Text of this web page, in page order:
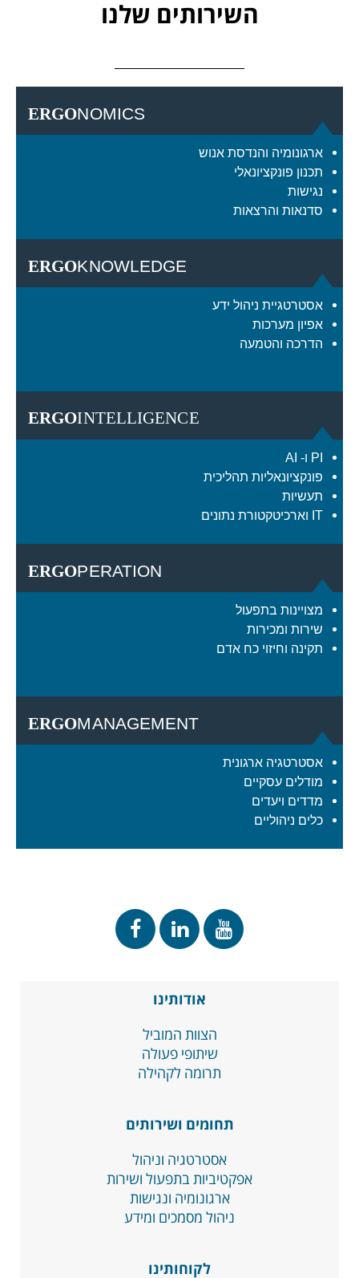
השירותים שלנו
ERGONOMICS
ארגונומיה והנדסת אנוש
תכנון פונקציונאלי
נגישות
סדנאות והרצאות
ERGOKNOWLEDGE
אסטרטגיית ניהול ידע
אפיון מערכות
הדרכה והטמעה
ERGOINTELLIGENCE
PI ו- AI
פונקציונאליות תהליכית
תעשיות
IT וארכיטקטורת נתונים
ERGOPERATION
מצויינות בתפעול
שירות ומכירות
תקינה וחיזוי כח אדם
ERGOMANAGEMENT
אסטרטגיה ארגונית
מודלים עסקיים
מדדים ויעדים
כלים ניהוליים
אודותינו
הצוות המוביל
שיתופי פעולה
תרומה לקהילה
תחומים ושירותים
אסטרטגיה וניהול
אפקטיביות בתפעול ושירות
ארגונומיה ונגישות
ניהול מסמכים ומידע
לקוחותינו